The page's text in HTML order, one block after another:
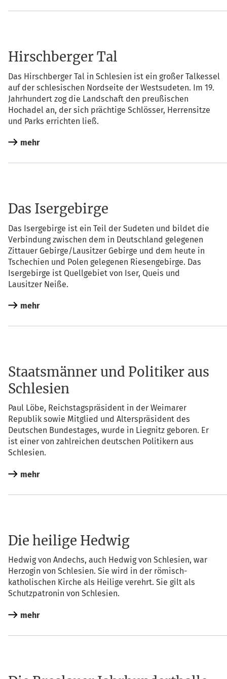
Hirschberger Tal
Das Hirsch­ber­ger Tal in Schle­si­en ist ein gro­ßer Tal­kes­sel
auf der schle­si­schen Nord­sei­te der West­su­de­ten. Im 19.
Jahr­hun­dert zog die Land­schaft den preu­ßi­schen
Hoch­adel an, der sich präch­ti­ge Schlös­ser, Her­ren­sit­ze
und Parks errich­ten ließ.
mehr
Das Isergebirge
Das Iser­ge­bir­ge ist ein Teil der Sude­ten und bil­det die
Ver­bin­dung zwi­schen dem in Deutsch­land gele­ge­nen
Zit­tau­er Gebirge/Lausitzer Gebir­ge und dem heu­te in
Tsche­chi­en und Polen gele­ge­nen Rie­sen­ge­bir­ge. Das
Iser­ge­bir­ge ist Quell­ge­biet von Iser, Queis und
Lau­sit­zer Neiße.
mehr
Staatsmänner und Politiker aus
Schlesien
Paul Löbe, Reichs­tags­prä­si­dent in der Wei­ma­rer
Repu­blik sowie Mit­glied und Alters­prä­si­dent des
Deut­schen Bun­des­ta­ges, wur­de in Lie­gnitz gebo­ren. Er
ist einer von zahl­rei­chen deut­schen Poli­ti­kern aus
Schlesien.
mehr
Die heilige Hedwig
Hed­wig von Andechs, auch Hed­wig von Schle­si­en, war
Her­zo­gin von Schle­si­en. Sie wird in der römisch-
katho­li­schen Kir­che als Hei­li­ge ver­ehrt. Sie gilt als
Schutz­pa­tro­nin von Schlesien.
mehr